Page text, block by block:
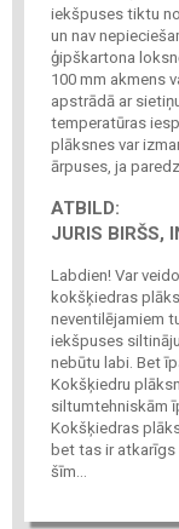
iekšpuses tiktu
un nav
ģipškartona
100 mm akmens
apstrādā ar
temperatūras
plāksnes var
ārpuses, ja
ATBILD:
JURIS BIRŠS,
Labdien! Var
kokšķiedras
neventilējamiem
iekšpuses
nebūtu labi. Bet
Kokšķiedru
siltumtehniskām
Kokšķiedras
bet tas ir atkarīgs
šīm...